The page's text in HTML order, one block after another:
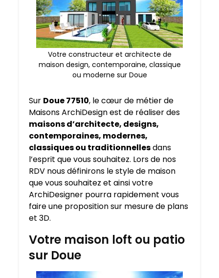
Votre constructeur et architecte de
maison design, contemporaine, classique
ou moderne sur Doue
Sur Doue 77510, le cœur de métier de
Maisons ArchiDesign est de réaliser des
maisons d’architecte, designs,
contemporaines, modernes,
classiques ou traditionnellesdans
l’esprit que vous souhaitez. Lors de nos
RDV nous définirons le style de maison
que vous souhaitez et ainsi votre
ArchiDesigner pourra rapidement vous
faire une proposition sur mesure de plans
et 3D.
Votre maison loft ou patio
sur Doue